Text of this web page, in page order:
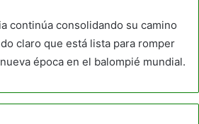
continúa consolidando su camino
claro que está lista para romper
época en el balompié mundial.